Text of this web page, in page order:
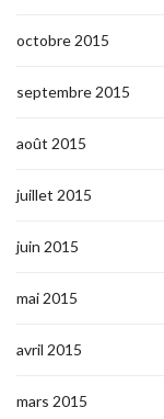
octobre 2015
septembre 2015
août 2015
juillet 2015
juin 2015
mai 2015
avril 2015
mars 2015